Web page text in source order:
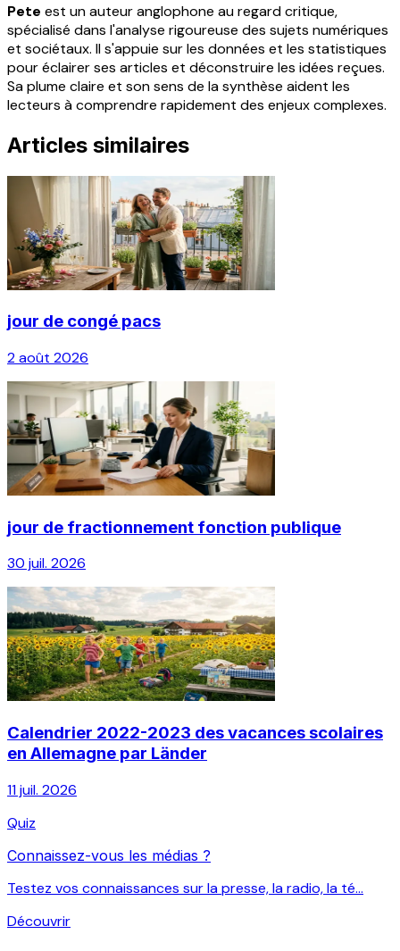
Pete est un auteur anglophone au regard critique,
spécialisé dans l'analyse rigoureuse des sujets numériques
et sociétaux. Il s'appuie sur les données et les statistiques
pour éclairer ses articles et déconstruire les idées reçues.
Sa plume claire et son sens de la synthèse aident les
lecteurs à comprendre rapidement des enjeux complexes.
Articles similaires
jour de congé pacs
2 août 2026
jour de fractionnement fonction publique
30 juil. 2026
Calendrier 2022-2023 des vacances scolaires
en Allemagne par Länder
11 juil. 2026
Quiz
Connaissez-vous les médias ?
Testez vos connaissances sur la presse, la radio, la té...
Découvrir